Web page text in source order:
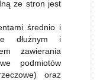
ze stron jest
średnio i
dłużnym i
zawierania
podmiotów
oraz